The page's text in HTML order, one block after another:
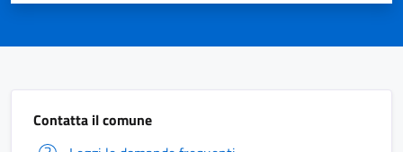
Contatta il comune